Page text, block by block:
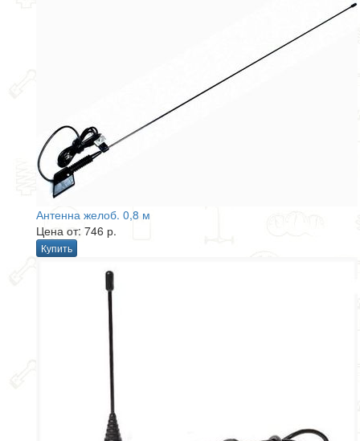
Антенна желоб. 0,8 м
Цена от: 746 р.
Купить